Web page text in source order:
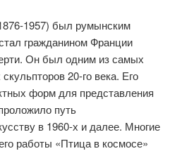
1957) был румынским
гражданином Франции
Он был одним из самых
20-го века. Его
форм для представления
путь
в 1960-х и далее. Многие
работы «Птица в космосе»